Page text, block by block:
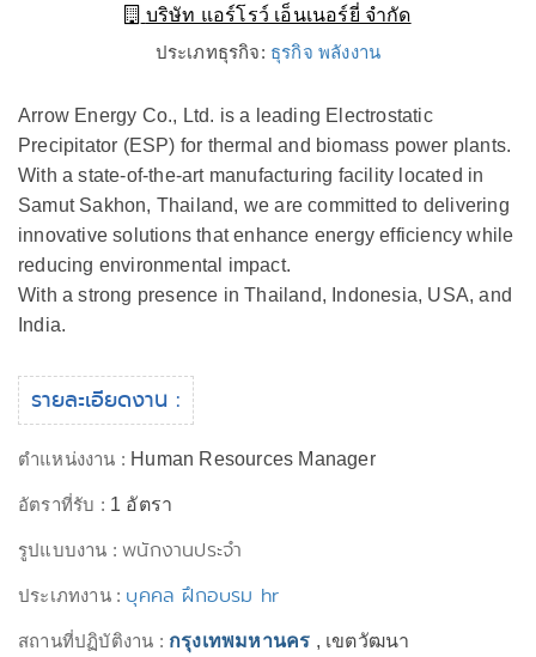
บริษัท แอร์โรว์ เอ็นเนอร์ยี่ จำกัด
ประเภทธุรกิจ: ธุรกิจ พลังงาน
Arrow Energy Co., Ltd. is a leading Electrostatic
Precipitator (ESP) for thermal and biomass power plants.
With a state-of-the-art manufacturing facility located in
Samut Sakhon, Thailand, we are committed to delivering
innovative solutions that enhance energy efficiency while
reducing environmental impact.
With a strong presence in Thailand, Indonesia, USA, and
India.
รายละเอียดงาน :
ตำแหน่งงาน : Human Resources Manager
อัตราที่รับ : 1 อัตรา
รูปแบบงาน :พนักงานประจำ
ประเภทงาน : บุคคล ฝึกอบรม hr
สถานที่ปฏิบัติงาน : กรุงเทพมหานคร , เขตวัฒนา